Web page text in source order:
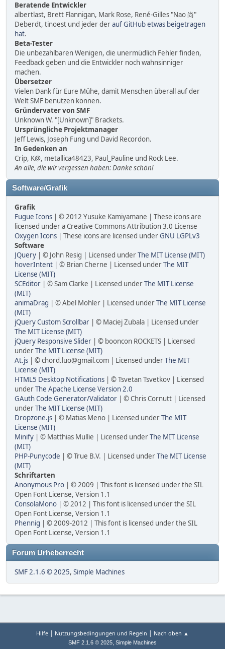
Beratende Entwickler
albertlast, Brett Flannigan, Mark Rose, René-Gilles "Nao 尚"
Deberdt, tinoest und jeder derauf GitHub etwas beigetragen
hat.
Beta-Tester
Die unbezahlbaren Wenigen, die unermüdlich Fehler finden,
Feedback geben und die Entwickler noch wahnsinniger
machen.
Übersetzer
Vielen Dank für Eure Mühe, damit Menschen überall auf der
Welt SMF benutzen können.
Gründervater von SMF
Unknown W. "[Unknown]" Brackets.
Ursprüngliche Projektmanager
Jeff Lewis, Joseph Fung und David Recordon.
In Gedenken an
Crip, K@, metallica48423, Paul_Pauline und Rock Lee.
An alle, die wir vergessen haben: Danke schön!
Software/Grafik
Grafik
Fugue Icons | © 2012 Yusuke Kamiyamane | These icons are
licensed under a Creative Commons Attribution 3.0 License
Oxygen Icons | These icons are licensed underGNU LGPLv3
Software
JQuery | © John Resig | Licensed underThe MIT License (MIT)
hoverIntent | © Brian Cherne | Licensed underThe MIT
License (MIT)
SCEditor | © Sam Clarke | Licensed underThe MIT License
(MIT)
animaDrag | © Abel Mohler | Licensed underThe MIT License
(MIT)
jQuery Custom Scrollbar | © Maciej Zubala | Licensed under
The MIT License (MIT)
jQuery Responsive Slider | © booncon ROCKETS | Licensed
underThe MIT License (MIT)
At.js | © chord.luo@gmail.com | Licensed underThe MIT
License (MIT)
HTML5 Desktop Notifications | © Tsvetan Tsvetkov | Licensed
underThe Apache License Version 2.0
GAuth Code Generator/Validator | © Chris Cornutt | Licensed
underThe MIT License (MIT)
Dropzone.js | © Matias Meno | Licensed underThe MIT
License (MIT)
Minify | © Matthias Mullie | Licensed underThe MIT License
(MIT)
PHP-Punycode | © True B.V. | Licensed underThe MIT License
(MIT)
Schriftarten
Anonymous Pro | © 2009 | This font is licensed under the SIL
Open Font License, Version 1.1
ConsolaMono | © 2012 | This font is licensed under the SIL
Open Font License, Version 1.1
Phennig | © 2009-2012 | This font is licensed under the SIL
Open Font License, Version 1.1
Forum Urheberrecht
SMF 2.1.6 © 2025, Simple Machines
Hilfe | Nutzungsbedingungen und Regeln | Nach oben ▲
SMF 2.1.6 © 2025, Simple Machines